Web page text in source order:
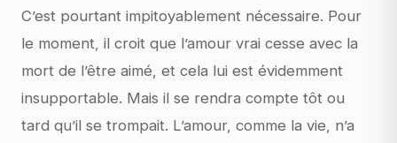
C’est pourtant impitoyablement nécessaire. Pour
le moment, il croit que l’amour vrai cesse avec la
mort de l’être aimé, et cela lui est évidemment
insupportable. Mais il se rendra compte tôt ou
tard qu’il se trompait. L’amour, comme la vie, n’a